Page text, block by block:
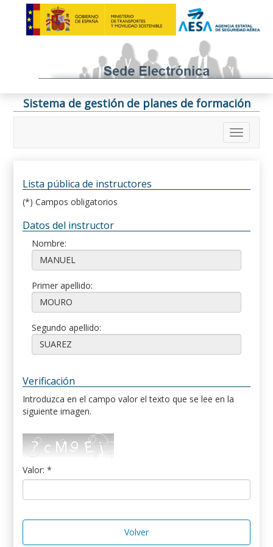
Sistema de gestión de planes de formación
Lista pública de instructores
(*) Campos obligatorios
Datos del instructor
Nombre:
Primer apellido:
Segundo apellido:
Verificación
Introduzca en el campo valor el texto que se lee en la
siguiente imagen.
Valor: *
Volver